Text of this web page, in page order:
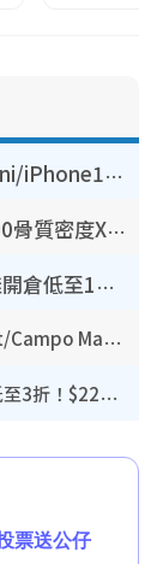
豐澤優惠勁減低至44折！Mac mini/iPhone17Pro大減價！廚房家電$220起
港大推賽馬會強化骨骼計劃！$100骨質密度X光檢查 完成免費運動訓練送超市禮券！附參加資格
開倉優惠 | 尖沙咀海港城名牌波鞋開倉低至1折！On鞋$899起／Joy&Peace鞋履$98起
開倉優惠｜銅鑼灣時代廣場Doughnut/Campo Marzio開倉低至1折！背囊、書包、手袋劈價$200起
廚具開倉｜特福Tefal廚具/家電開倉低至3折！$220起買平底鍋/炒鑊/湯煲！電飯煲/吸塵機/燙斗$418起